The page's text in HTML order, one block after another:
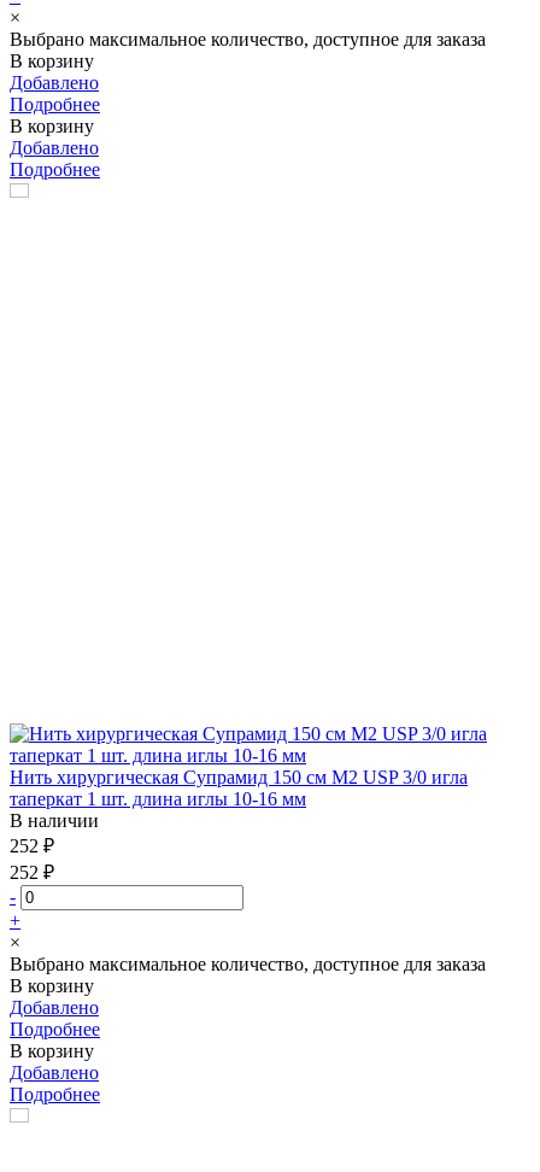
×
Выбрано максимальное количество, доступное для заказа
В корзину
Добавлено
Подробнее
В корзину
Добавлено
Подробнее
Нить хирургическая Супрамид 150 см М2 USP 3/0 игла
таперкат 1 шт. длина иглы 10-16 мм
В наличии
252 ₽
252 ₽
-
+
×
Выбрано максимальное количество, доступное для заказа
В корзину
Добавлено
Подробнее
В корзину
Добавлено
Подробнее